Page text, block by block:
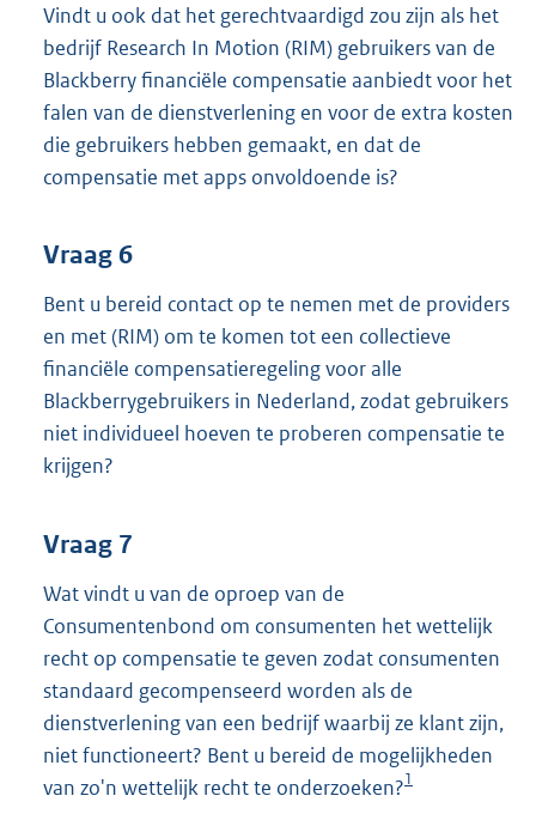
Vindt u ook dat het gerechtvaardigd zou zijn als het
bedrijf Research In Motion (RIM) gebruikers van de
Blackberry financiële compensatie aanbiedt voor het
falen van de dienstverlening en voor de extra kosten
die gebruikers hebben gemaakt, en dat de
compensatie met apps onvoldoende is?
Vraag 6
Bent u bereid contact op te nemen met de providers
en met (RIM) om te komen tot een collectieve
financiële compensatieregeling voor alle
Blackberrygebruikers in Nederland, zodat gebruikers
niet individueel hoeven te proberen compensatie te
krijgen?
Vraag 7
Wat vindt u van de oproep van de
Consumentenbond om consumenten het wettelijk
recht op compensatie te geven zodat consumenten
standaard gecompenseerd worden als de
dienstverlening van een bedrijf waarbij ze klant zijn,
niet functioneert? Bent u bereid de mogelijkheden
van zo'n wettelijk recht te onderzoeken?1